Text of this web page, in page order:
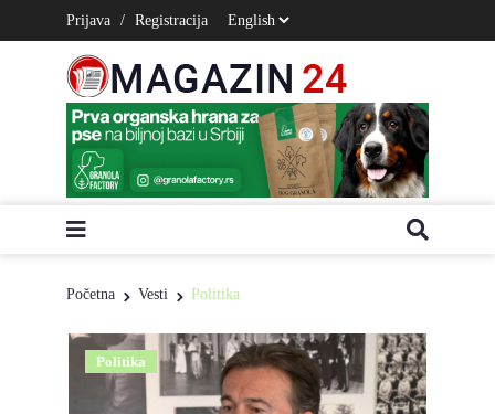
Prijava / Registracija
Početna Vesti Politika
Politika